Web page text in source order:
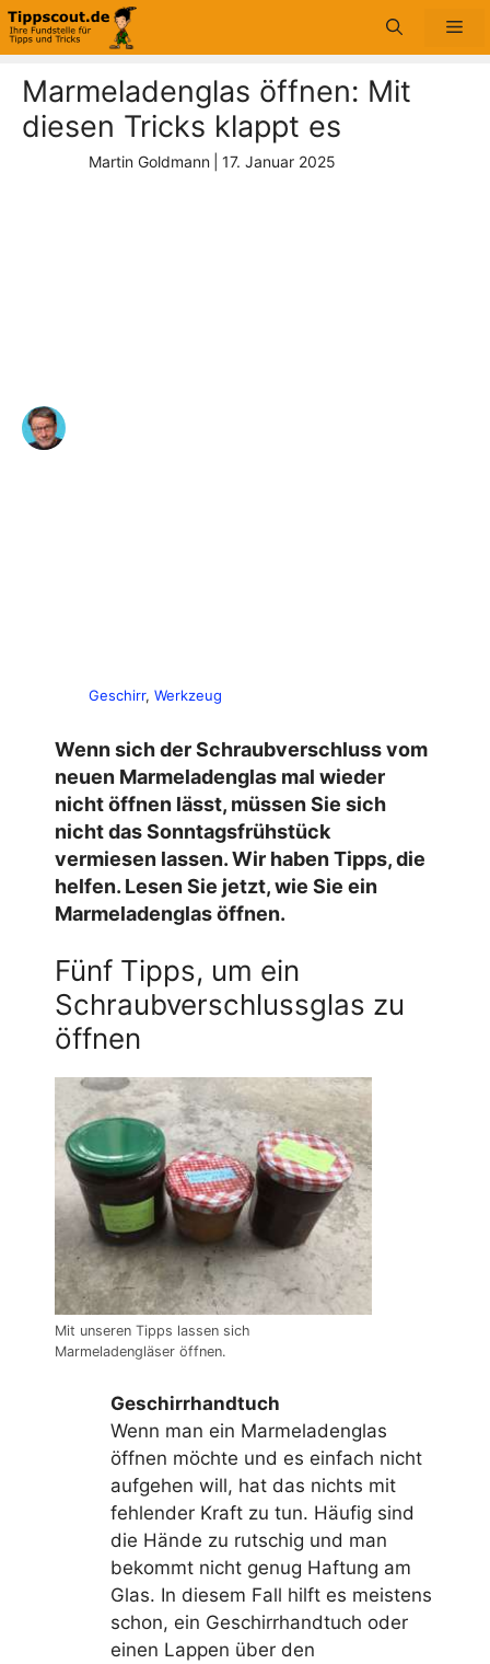
Zum
Inhalt
Marmeladenglas öffnen: Mit
diesen Tricks klappt es
Martin Goldmann 17. Januar 2025
Geschirr, Werkzeug
Wenn sich der Schraubverschluss vom
neuen Marmeladenglas mal wieder
nicht öffnen lässt, müssen Sie sich
nicht das Sonntagsfrühstück
vermiesen lassen. Wir haben Tipps, die
helfen. Lesen Sie jetzt, wie Sie ein
Marmeladenglas öffnen.
Fünf Tipps, um ein
Schraubverschlussglas zu
öffnen
Mit unseren Tipps lassen sich
Marmeladengläser öffnen.
Geschirrhandtuch
Wenn man ein Marmeladenglas
öffnen möchte und es einfach nicht
aufgehen will, hat das nichts mit
fehlender Kraft zu tun. Häufig sind
die Hände zu rutschig und man
bekommt nicht genug Haftung am
Glas. In diesem Fall hilft es meistens
schon, ein Geschirrhandtuch oder
einen Lappen über den